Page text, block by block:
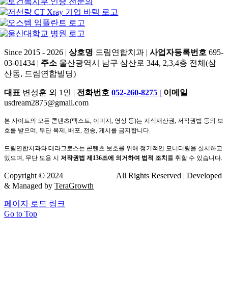
Since 2015 - 2026 | 상호명 드림연합치과 | 사업자등록번호 695-
03-01434 | 주소 울산광역시 남구 삼산로 344, 2,3,4층 전체(삼
산동, 드림연합빌딩)
대표 변성훈 외 1인 | 전화번호 052-260-8275 | 이메일
usdream2875@gmail.com
본 사이트의 모든 콘텐츠(텍스트, 이미지, 영상 등)는 지식재산권, 저작권법 등의 보
호를 받으며, 무단 복제, 배포, 전송, 게시를 금지합니다.
드림연합치과와 테라그로스는 콘텐츠 보호를 위해 정기적인 모니터링을 실시하고
있으며, 무단 도용 시 저작권법 제136조에 의거하여 법적 조치 를 취할 수 있습니다.
Copyright © 2024
All Rights Reserved | Developed
& Managed by TeraGrowth
페이지 로드 링크
Go to Top